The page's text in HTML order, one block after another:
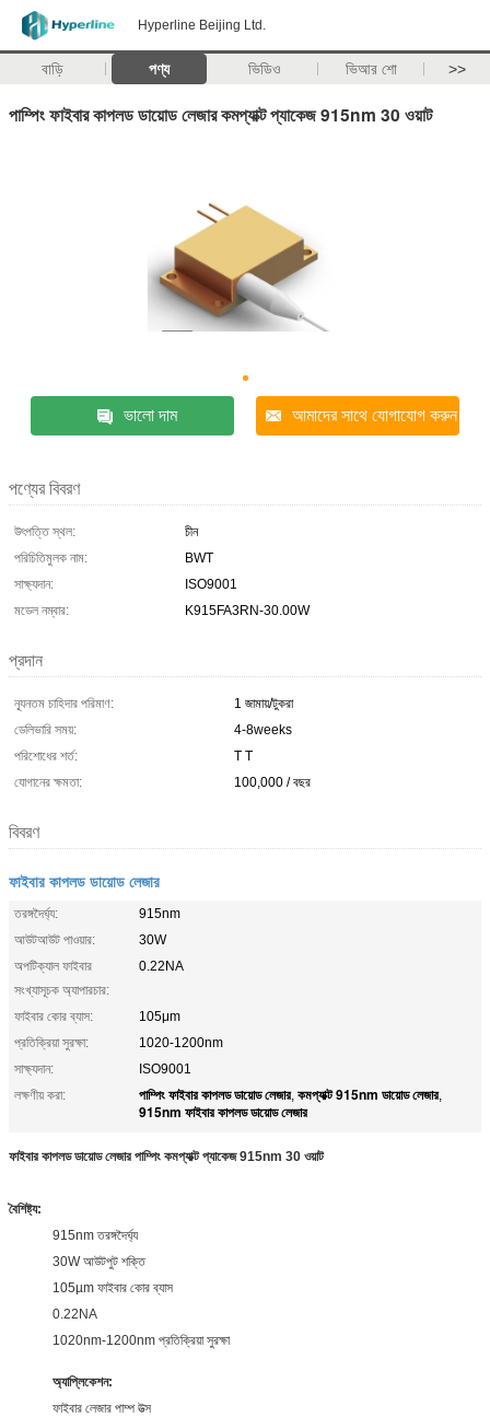
Hyperline Beijing Ltd.
বাড়ি পণ্য ভিডিও ভিআর শো >>
পাম্পিং ফাইবার কাপলড ডায়োড লেজার কমপ্যাক্ট প্যাকেজ 915nm 30 ওয়াট
ভালো দাম আমাদের সাথে যোগাযোগ করুন
পণ্যের বিবরণ
উৎপত্তি স্থল:
চীন
পরিচিতিমুলক নাম:
BWT
সাক্ষ্যদান:
ISO9001
মডেল নম্বার:
K915FA3RN-30.00W
প্রদান
ন্যূনতম চাহিদার পরিমাণ:
1 জামায়/টুকরা
ডেলিভারি সময়:
4-8weeks
পরিশোধের শর্ত:
T T
যোগানের ক্ষমতা:
100,000 / বছর
বিবরণ
ফাইবার কাপলড ডায়োড লেজার
তরঙ্গদৈর্ঘ্য:
915nm
আউটআউট পাওয়ার:
30W
অপটিক্যাল ফাইবার
সংখ্যাসূচক অ্যাপারচার:
0.22NA
ফাইবার কোর ব্যাস:
105μm
প্রতিক্রিয়া সুরক্ষা:
1020-1200nm
সাক্ষ্যদান:
ISO9001
লক্ষণীয় করা:
পাম্পিং ফাইবার কাপলড ডায়োড লেজার, কমপ্যাক্ট 915nm ডায়োড লেজার,
915nm ফাইবার কাপলড ডায়োড লেজার
ফাইবার কাপলড ডায়োড লেজার পাম্পিং কমপ্যাক্ট প্যাকেজ 915nm 30 ওয়াট
বৈশিষ্ট্য:
915nm তরঙ্গদৈর্ঘ্য
30W আউটপুট শক্তি
105µm ফাইবার কোর ব্যাস
0.22NA
1020nm-1200nm প্রতিক্রিয়া সুরক্ষা
অ্যাপ্লিকেশন:
ফাইবার লেজার পাম্প উত্স